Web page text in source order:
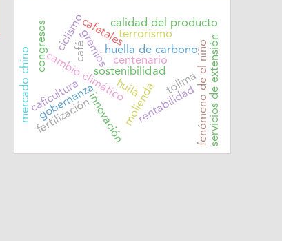
café huella de carbono
sostenibilidad
gobernanza molienda fenómeno de el niño
cambio climáticocentenario
innovación rentabilidad
huila
cafetales
fertilización
caficultura
ciclismo
mercado chino servicios de extensión
calidad del producto
terrorismo
gremios
congresos
tolima